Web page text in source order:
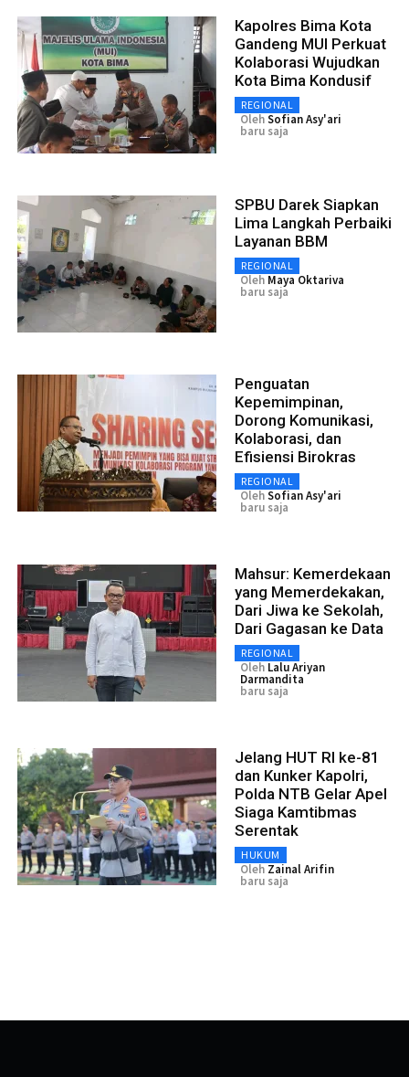
Kapolres Bima Kota
Gandeng MUI Perkuat
Kolaborasi Wujudkan
Kota Bima Kondusif
REGIONAL
OlehSofian Asy'ari
baru saja
SPBU Darek Siapkan
Lima Langkah Perbaiki
Layanan BBM
REGIONAL
Oleh Maya Oktariva
baru saja
Penguatan
Kepemimpinan,
Dorong Komunikasi,
Kolaborasi, dan
Efisiensi Birokras
REGIONAL
OlehSofian Asy'ari
baru saja
Mahsur: Kemerdekaan
yang Memerdekakan,
Dari Jiwa ke Sekolah,
Dari Gagasan ke Data
REGIONAL
Oleh Lalu Ariyan
Darmandita
baru saja
Jelang HUT RI ke-81
dan Kunker Kapolri,
Polda NTB Gelar Apel
Siaga Kamtibmas
Serentak
HUKUM
Oleh Zainal Arifin
baru saja